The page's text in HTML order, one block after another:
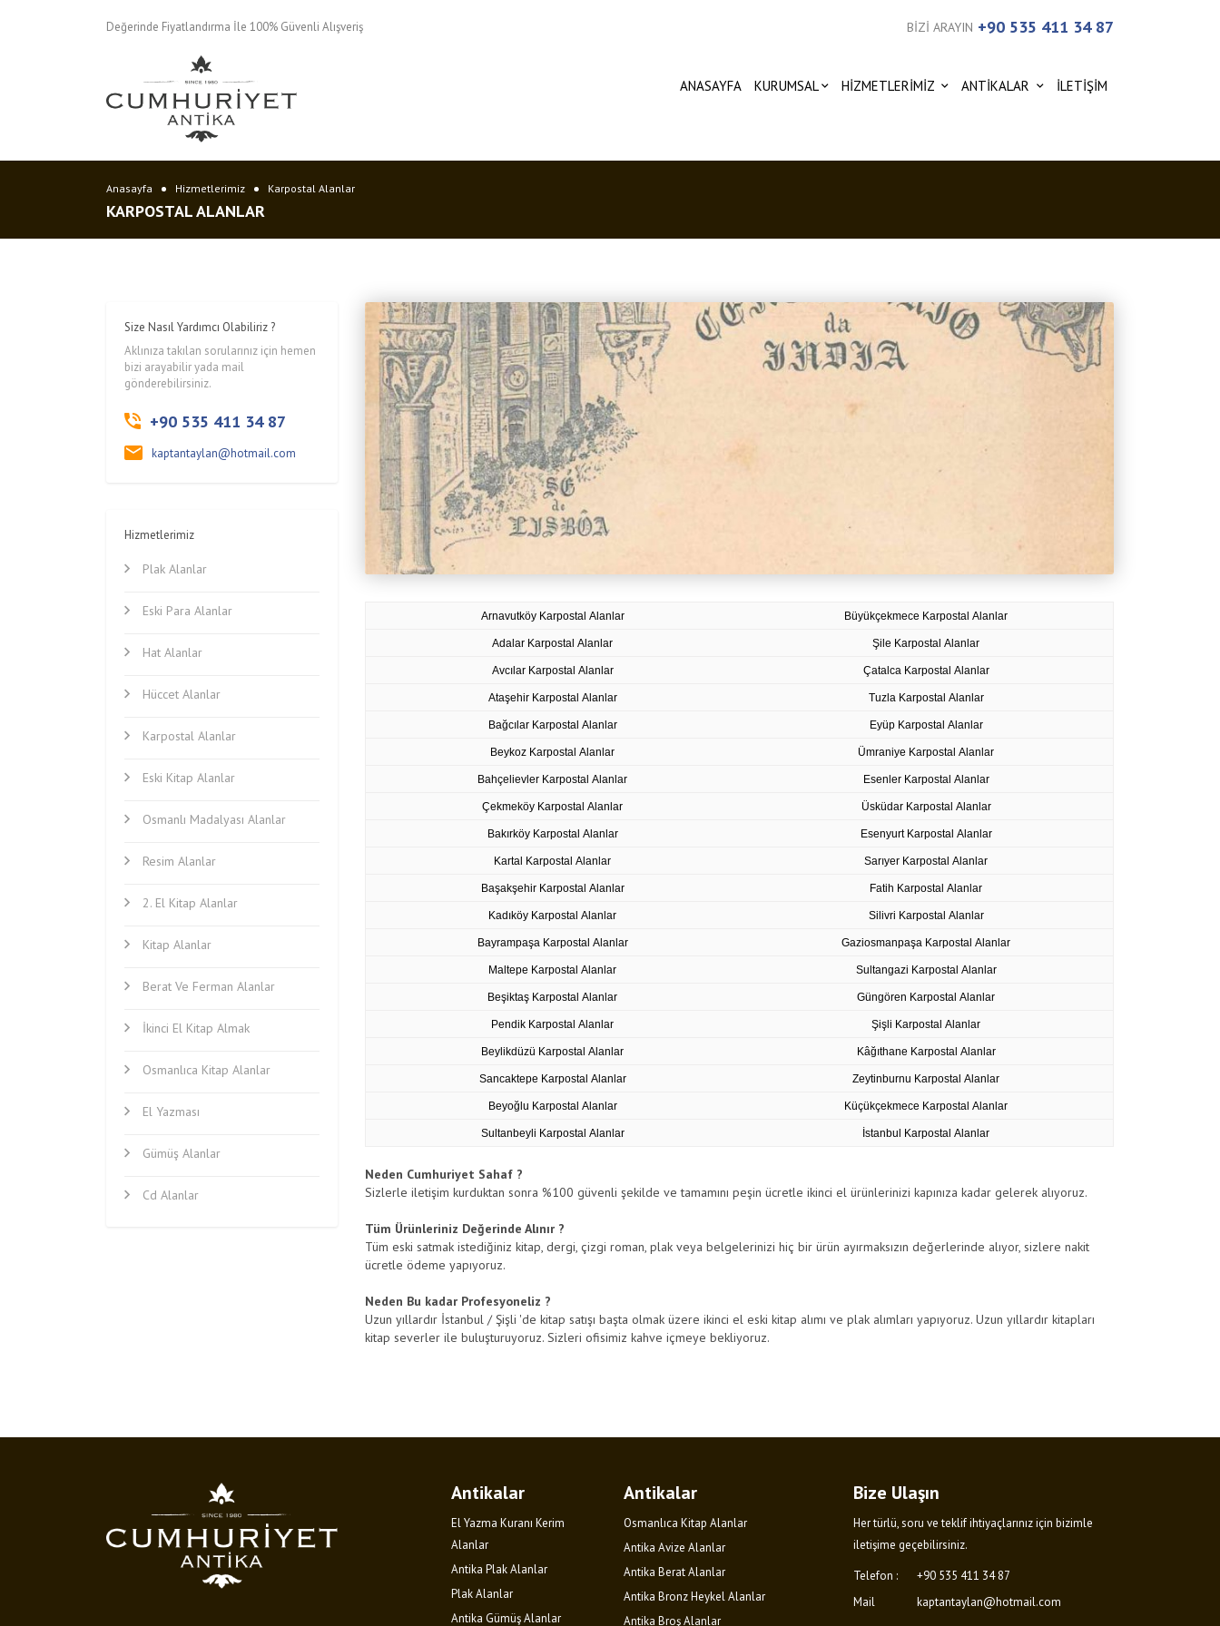
Değerinde Fiyatlandırma İle 100% Güvenli Alışveriş BİZİ ARAYIN +90 535 411 34 87
ANASAYFA KURUMSAL HİZMETLERİMİZ ANTİKALAR İLETİŞİM
Anasayfa Hizmetlerimiz Karpostal Alanlar
KARPOSTAL ALANLAR
Size Nasıl Yardımcı Olabiliriz ?
Aklınıza takılan sorularınız için hemen
bizi arayabilir yada mail
gönderebilirsiniz.
+90 535 411 34 87
kaptantaylan@hotmail.com
Hizmetlerimiz
Plak Alanlar
Eski Para Alanlar
Hat Alanlar
Hüccet Alanlar
Karpostal Alanlar
Eski Kitap Alanlar
Osmanlı Madalyası Alanlar
Resim Alanlar
2. El Kitap Alanlar
Kitap Alanlar
Berat Ve Ferman Alanlar
İkinci El Kitap Almak
Osmanlıca Kitap Alanlar
El Yazması
Gümüş Alanlar
Cd Alanlar
Arnavutköy Karpostal Alanlar Büyükçekmece Karpostal Alanlar
Adalar Karpostal Alanlar Şile Karpostal Alanlar
Avcılar Karpostal Alanlar Çatalca Karpostal Alanlar
Ataşehir Karpostal Alanlar Tuzla Karpostal Alanlar
Bağcılar Karpostal Alanlar Eyüp Karpostal Alanlar
Beykoz Karpostal Alanlar Ümraniye Karpostal Alanlar
Bahçelievler Karpostal Alanlar Esenler Karpostal Alanlar
Çekmeköy Karpostal Alanlar Üsküdar Karpostal Alanlar
Bakırköy Karpostal Alanlar Esenyurt Karpostal Alanlar
Kartal Karpostal Alanlar Sarıyer Karpostal Alanlar
Başakşehir Karpostal Alanlar Fatih Karpostal Alanlar
Kadıköy Karpostal Alanlar Silivri Karpostal Alanlar
Bayrampaşa Karpostal Alanlar Gaziosmanpaşa Karpostal Alanlar
Maltepe Karpostal Alanlar Sultangazi Karpostal Alanlar
Beşiktaş Karpostal Alanlar Güngören Karpostal Alanlar
Pendik Karpostal Alanlar Şişli Karpostal Alanlar
Beylikdüzü Karpostal Alanlar Kâğıthane Karpostal Alanlar
Sancaktepe Karpostal Alanlar Zeytinburnu Karpostal Alanlar
Beyoğlu Karpostal Alanlar Küçükçekmece Karpostal Alanlar
Sultanbeyli Karpostal Alanlar İstanbul Karpostal Alanlar
Neden Cumhuriyet Sahaf ?
Sizlerle iletişim kurduktan sonra %100 güvenli şekilde ve tamamını peşin ücretle ikinci el ürünlerinizi kapınıza kadar gelerek alıyoruz.
Tüm Ürünleriniz Değerinde Alınır ?
Tüm eski satmak istediğiniz kitap, dergi, çizgi roman, plak veya belgelerinizi hiç bir ürün ayırmaksızın değerlerinde alıyor, sizlere nakit
ücretle ödeme yapıyoruz.
Neden Bu kadar Profesyoneliz ?
Uzun yıllardır İstanbul / Şişli 'de kitap satışı başta olmak üzere ikinci el eski kitap alımı ve plak alımları yapıyoruz. Uzun yıllardır kitapları
kitap severler ile buluşturuyoruz. Sizleri ofisimiz kahve içmeye bekliyoruz.
Antikalar
El Yazma Kuranı Kerim
Alanlar
Antika Plak Alanlar
Plak Alanlar
Antika Gümüş Alanlar
Antikalar
Osmanlıca Kitap Alanlar
Antika Avize Alanlar
Antika Berat Alanlar
Antika Bronz Heykel Alanlar
Antika Broş Alanlar
Bize Ulaşın
Her türlü, soru ve teklif ihtiyaçlarınız için bizimle
iletişime geçebilirsiniz.
Telefon :
+90 535 411 34 87
Mail
kaptantaylan@hotmail.com